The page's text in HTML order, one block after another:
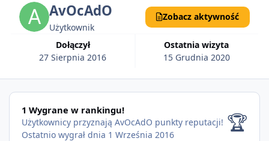
AvOcAdO
Użytkownik
Dołączył
27 Sierpnia 2016
Ostatnia wizyta
15 Grudnia 2020
Zobacz aktywność
1 Wygrane w rankingu!
1 Wygrane w rankingu!
Użytkownicy przyznają AvOcAdO punkty reputacji!
Ostatnio wygrał dnia 1 Września 2016
🏆